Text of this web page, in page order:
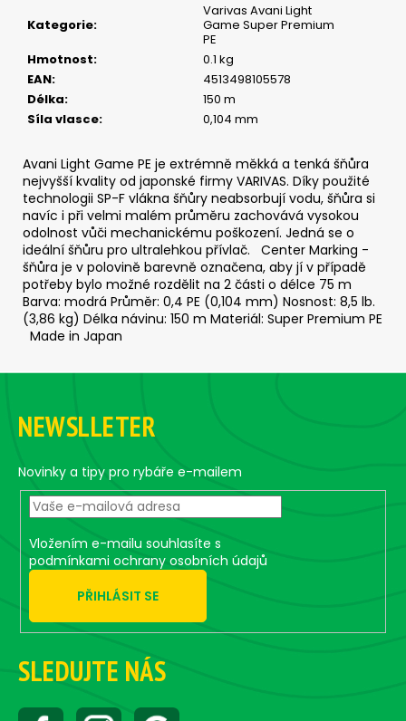
Kategorie:
Varivas Avani Light
Game Super Premium
PE
Hmotnost:
0.1 kg
EAN:
4513498105578
Délka:
150 m
Síla vlasce: 0,104 mm
Avani Light Game PE je extrémně měkká a tenká šňůra
nejvyšší kvality od japonské firmy VARIVAS. Díky použité
technologii SP-F vlákna šňůry neabsorbují vodu, šňůra si
navíc i při velmi malém průměru zachovává vysokou
odolnost vůči mechanickému poškození. Jedná se o
ideální šňůru pro ultralehkou přívlač. Center Marking -
šňůra je v polovině barevně označena, aby jí v případě
potřeby bylo možné rozdělit na 2 části o délce 75 m
Barva: modrá Průměr: 0,4 PE (0,104 mm) Nosnost: 8,5 lb.
(3,86 kg) Délka návinu: 150 m Materiál: Super Premium PE
Made in Japan
u
č
u
e
m
ČIHÁTKO
POD
PRUT
-
20
MM
27
Kč
Z
NEWSLLETER
Novinky a tipy pro rybáře e-mailem
Vložením e-mailu souhlasíte s
podmínkami ochrany osobních údajů
PŘIHLÁSIT SE
SLEDUJTE NÁS